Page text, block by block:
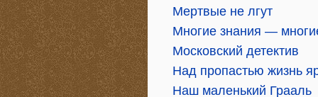
Мертвые не лгут
Многие знания —
Московский детектив
Над пропастью жизнь
Наш маленький Грааль